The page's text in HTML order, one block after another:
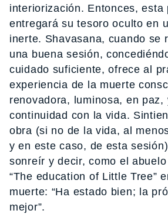
interiorización. Entonces, esta
entregará su tesoro oculto en
inerte. Shavasana, cuando se
una buena sesión,
cuidado suficiente, ofrece al
experiencia de la muerte
renovadora, luminosa, en paz,
continuidad con la vida.
obra (si no de la vida, al
y en este caso, de esta
sonreír y decir, como el
“The education of Little Tree”
muerte: “Ha estado bien; la
mejor”.